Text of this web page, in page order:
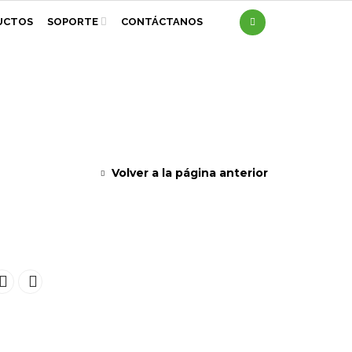
SOPORTE CONTÁCTANOS
Volver a la página anterior